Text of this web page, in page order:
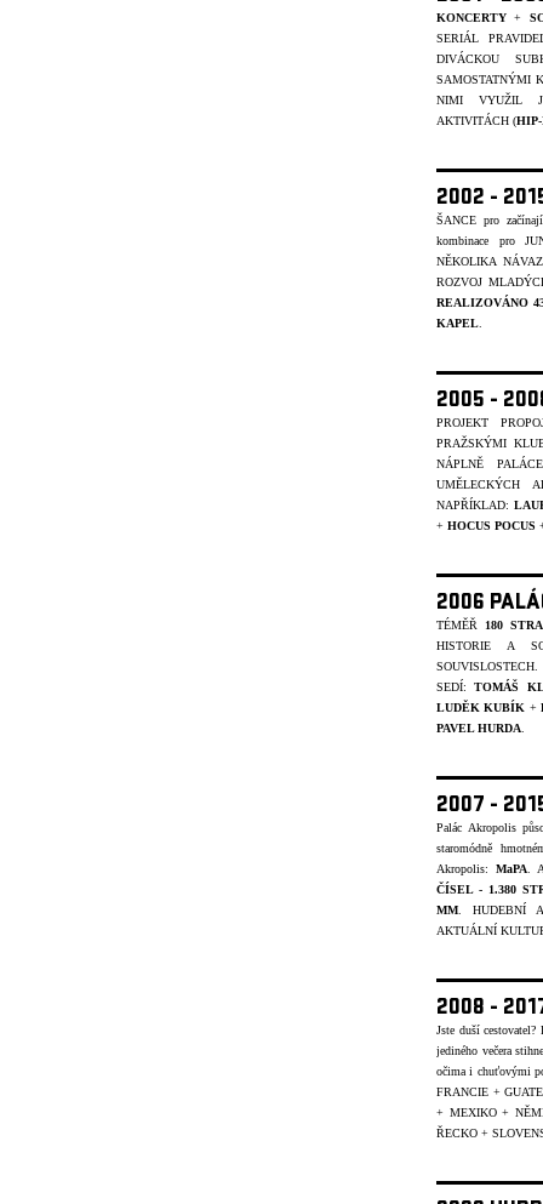
KONCERTY +
SERIÁL
DIVÁCKOU
SAMOSTATNÝMI
NIMI VYUŽIL
AKTIVITÁCH (HIP-
2002 -
ŠANCE pro
kombinace pro
NĚKOLIKA
ROZVOJ
REALIZOVÁNO
KAPEL
2005 -
PROJEKT
PRAŽSKÝMI
NÁPLNĚ
UMĚLECKÝCH
NAPŘÍKLAD:
+ HOCUS POCUS
2006
TÉMĚŘ 180
HISTORIE A
SEDÍ:TOMÁŠ
LUDĚK KUBÍK +
PAVEL HURDA
2007 -
Palác Akropolis
staromódně
Akropolis: MaPA.
ČÍSEL - 1.380
MM . HUDEBNÍ
AKTUÁLNÍ
2008 -
Jste duší cestovatel?
jediného večera
očima i chuťovými
FRANCIE +
+ MEXIKO +
ŘECKO +